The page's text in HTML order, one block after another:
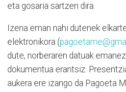
eta gosaria sartzen dira.
Izena eman nahi dutenek
elektronikora (
dute, norberaren datuak
dokumentua erantsiz.
aukera ere izango da Pagoeta